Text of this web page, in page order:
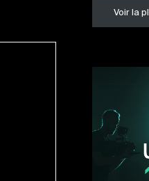
Voir la